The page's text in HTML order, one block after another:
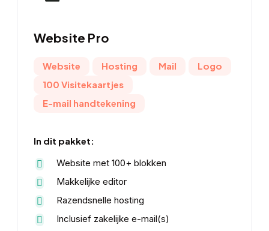
Website Pro
Website Hosting Mail
Logo
100 Visitekaartjes
E-mail handtekening
In dit pakket:
Website met 100+ blokken
Makkelijke editor
Razendsnelle hosting
Inclusief zakelijke e-mail(s)